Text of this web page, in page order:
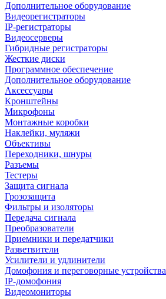
Дополнительное оборудование
Видеорегистраторы
IP-регистраторы
Видеосерверы
Гибридные регистраторы
Жесткие диски
Программное обеспечение
Дополнительное оборудование
Аксессуары
Кронштейны
Микрофоны
Монтажные коробки
Наклейки, муляжи
Объективы
Переходники, шнуры
Разъемы
Тестеры
Защита сигнала
Грозозащита
Фильтры и изоляторы
Передача сигнала
Преобразователи
Приемники и передатчики
Разветвители
Усилители и удлинители
Домофония и переговорные устройства
IP-домофония
Видеомониторы